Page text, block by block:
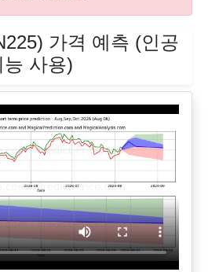
가격 예측 (인공
능 사용)